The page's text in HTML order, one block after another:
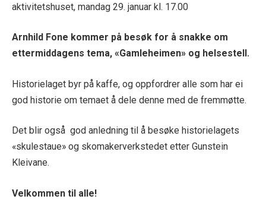
aktivitetshuset, mandag 29. januar kl. 17.00
Arnhild Fone kommer på besøk for å snakke om
ettermiddagens tema, «Gamleheimen» og helsestell.
Historielaget byr på kaffe, og oppfordrer alle som har ei
god historie om temaet å dele denne med de fremmøtte.
Det blir også god anledning til å besøke historielagets
«skulestaue» og skomakerverkstedet etter Gunstein
Kleivane.
Velkommen til alle!